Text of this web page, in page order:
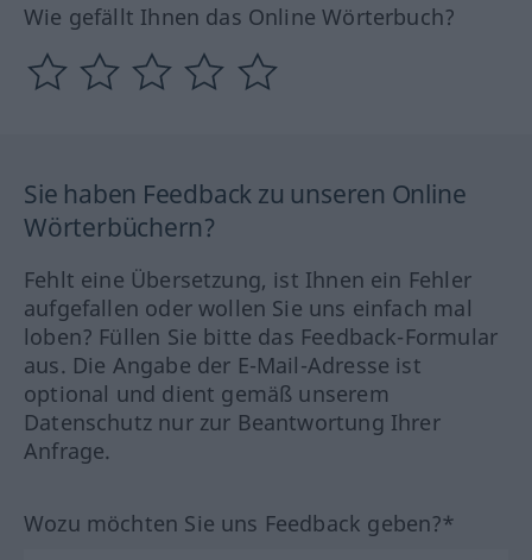
Wie gefällt Ihnen das Online Wörterbuch?
Sie haben Feedback zu unseren Online
Wörterbüchern?
Fehlt eine Übersetzung, ist Ihnen ein Fehler
aufgefallen oder wollen Sie uns einfach mal
loben? Füllen Sie bitte das Feedback-Formular
aus. Die Angabe der E-Mail-Adresse ist
optional und dient gemäß unserem
Datenschutz nur zur Beantwortung Ihrer
Anfrage.
Wozu möchten Sie uns Feedback geben?*